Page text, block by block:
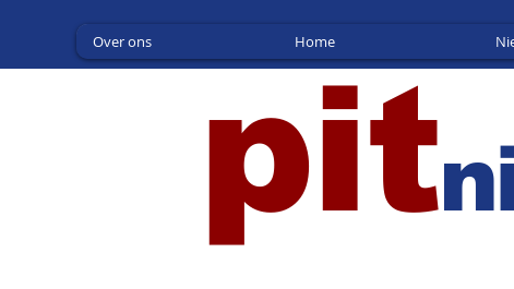
Over ons Home
pit